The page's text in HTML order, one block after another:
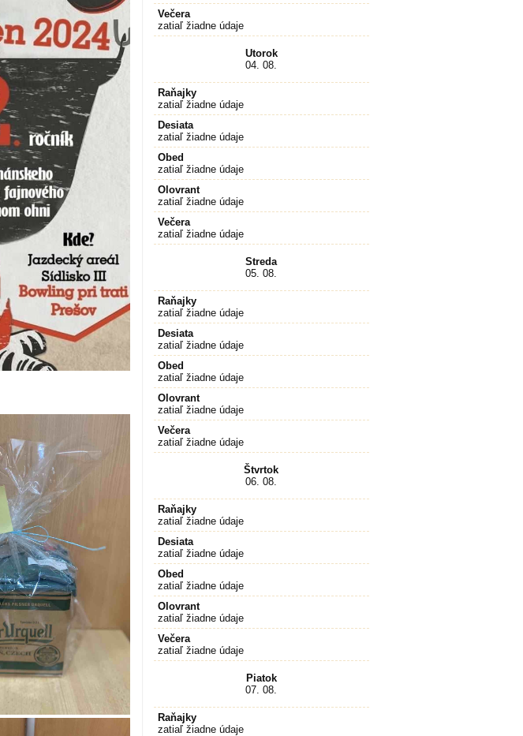
Večera
zatiaľ žiadne údaje
Utorok
04. 08.
Raňajky
zatiaľ žiadne údaje
Desiata
zatiaľ žiadne údaje
Obed
zatiaľ žiadne údaje
Olovrant
zatiaľ žiadne údaje
Večera
zatiaľ žiadne údaje
Streda
05. 08.
Raňajky
zatiaľ žiadne údaje
Desiata
zatiaľ žiadne údaje
Obed
zatiaľ žiadne údaje
Olovrant
zatiaľ žiadne údaje
Večera
zatiaľ žiadne údaje
Štvrtok
06. 08.
Raňajky
zatiaľ žiadne údaje
Desiata
zatiaľ žiadne údaje
Obed
zatiaľ žiadne údaje
Olovrant
zatiaľ žiadne údaje
Večera
zatiaľ žiadne údaje
Piatok
07. 08.
Raňajky
zatiaľ žiadne údaje